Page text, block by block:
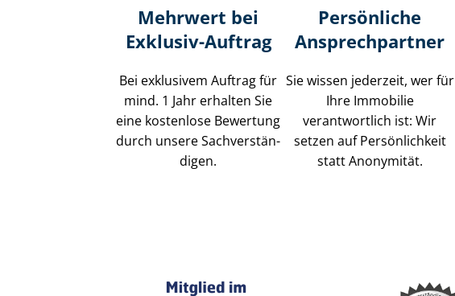
Mehrwert bei
Exklusiv-Auftrag
Bei exklusivem Auftrag für
mind. 1 Jahr erhalten Sie
eine kostenlose Bewertung
durch unsere Sach­ver­stän­
di­gen.
Persönliche
Ansprechpartner
Sie wissen jederzeit, wer für
Ihre Immobilie
verantwortlich ist: Wir
setzen auf Persönlichkeit
statt Anonymität.